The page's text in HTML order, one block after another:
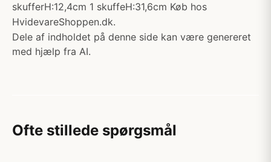
skufferH:12,4cm 1 skuffeH:31,6cm Køb hos
HvidevareShoppen.dk.
Dele af indholdet på denne side kan være genereret
med hjælp fra AI.
Ofte stillede spørgsmål